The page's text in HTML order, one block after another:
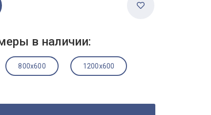
в наличии:
800x600 1200x600